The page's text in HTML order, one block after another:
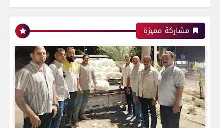
مشاركة مميزة
اتحاد العاصمة الجزائرى بطلاً لكأس الكونفدرالية
الإفريقية للمرة الثانية في تاريخه
رياضة